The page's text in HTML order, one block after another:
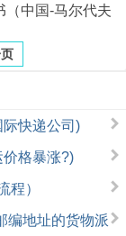
（中国-马尔代夫
快递公司)
格暴涨?)
程）
编地址的货物派